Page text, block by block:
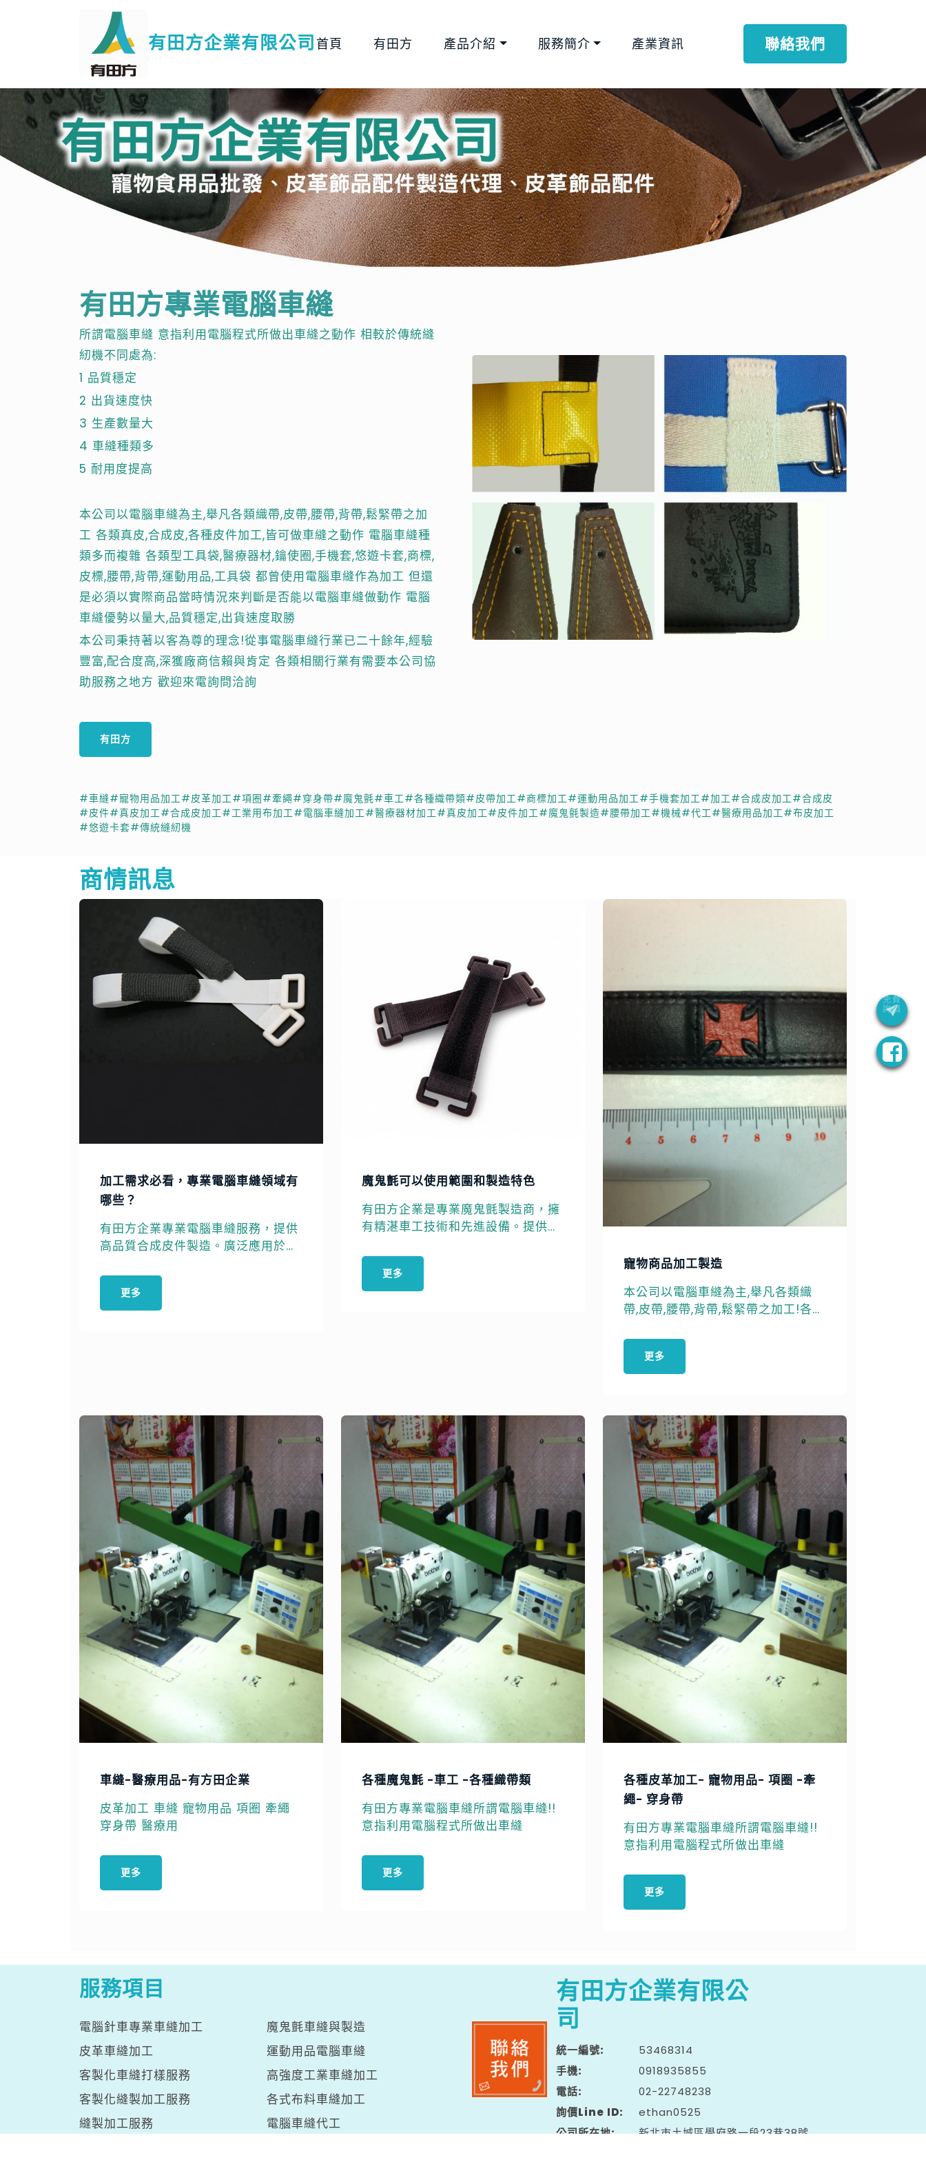
有田方企業有限公司 首頁 有田方 產品介紹 服務簡介 產業資訊 聯絡我們
有田方專業電腦車縫
所謂電腦車縫 意指利用電腦程式所做出車縫之動作 相較於傳統縫
紉機不同處為:
1 品質穩定
2 出貨速度快
3 生產數量大
4 車縫種類多
5 耐用度提高
本公司以電腦車縫為主,舉凡各類織帶,皮帶,腰帶,背帶,鬆緊帶之加
工 各類真皮,合成皮,各種皮件加工,皆可做車縫之動作 電腦車縫種
類多而複雜 各類型工具袋,醫療器材,鑰使圈,手機套,悠遊卡套,商標,
皮標,腰帶,背帶,運動用品,工具袋 都曾使用電腦車縫作為加工 但還
是必須以實際商品當時情況來判斷是否能以電腦車縫做動作 電腦
車縫優勢以量大,品質穩定,出貨速度取勝
本公司秉持著以客為尊的理念!從事電腦車縫行業已二十餘年,經驗
豐富,配合度高,深獲廠商信賴與肯定 各類相關行業有需要本公司協
助服務之地方 歡迎來電詢問洽詢
有田方
#車縫#寵物用品加工#皮革加工#項圈#牽繩#穿身帶#魔鬼氈#車工#各種織帶類#皮帶加工#商標加工#運動用品加工#手機套加工#加工#合成皮加工#合成皮
#皮件#真皮加工#合成皮加工#工業用布加工#電腦車縫加工#醫療器材加工#真皮加工#皮件加工#魔鬼氈製造#腰帶加工#機械#代工#醫療用品加工#布皮加工
#悠遊卡套#傳統縫紉機
商情訊息
加工需求必看，專業電腦車縫領域有
哪些？
有田方企業專業電腦車縫服務，提供
高品質合成皮件製造。廣泛應用於醫
用舒適。
更多
魔鬼氈可以使用範圍和製造特色
有田方企業是專業魔鬼氈製造商，擁
有精湛車工技術和先進設備。提供高
球客戶信賴選擇。
更多
寵物商品加工製造
本公司以電腦車縫為主,舉凡各類織
帶,皮帶,腰帶,背帶,鬆緊帶之加工!各類
須製造,加工來電洽談
更多
車縫-醫療用品-有方田企業
皮革加工 車縫 寵物用品 項圈 牽繩
穿身帶 醫療用
更多
各種魔鬼氈 -車工 -各種織帶類
有田方專業電腦車縫所謂電腦車縫!!
意指利用電腦程式所做出車縫
更多
各種皮革加工- 寵物用品- 項圈 -牽
繩- 穿身帶
有田方專業電腦車縫所謂電腦車縫!!
意指利用電腦程式所做出車縫
更多
服務項目
電腦針車專業車縫加工
魔鬼氈車縫與製造
皮革車縫加工
運動用品電腦車縫
客製化車縫打樣服務
高強度工業車縫加工
客製化縫製加工服務
各式布料車縫加工
縫製加工服務
電腦車縫代工
有田方企業有限公
司
統一編號
53468314
手機
0918935855
電話
02-22748238
詢價Line ID
ethan0525
公司所在地
新北市土城區學府路一段23巷38號